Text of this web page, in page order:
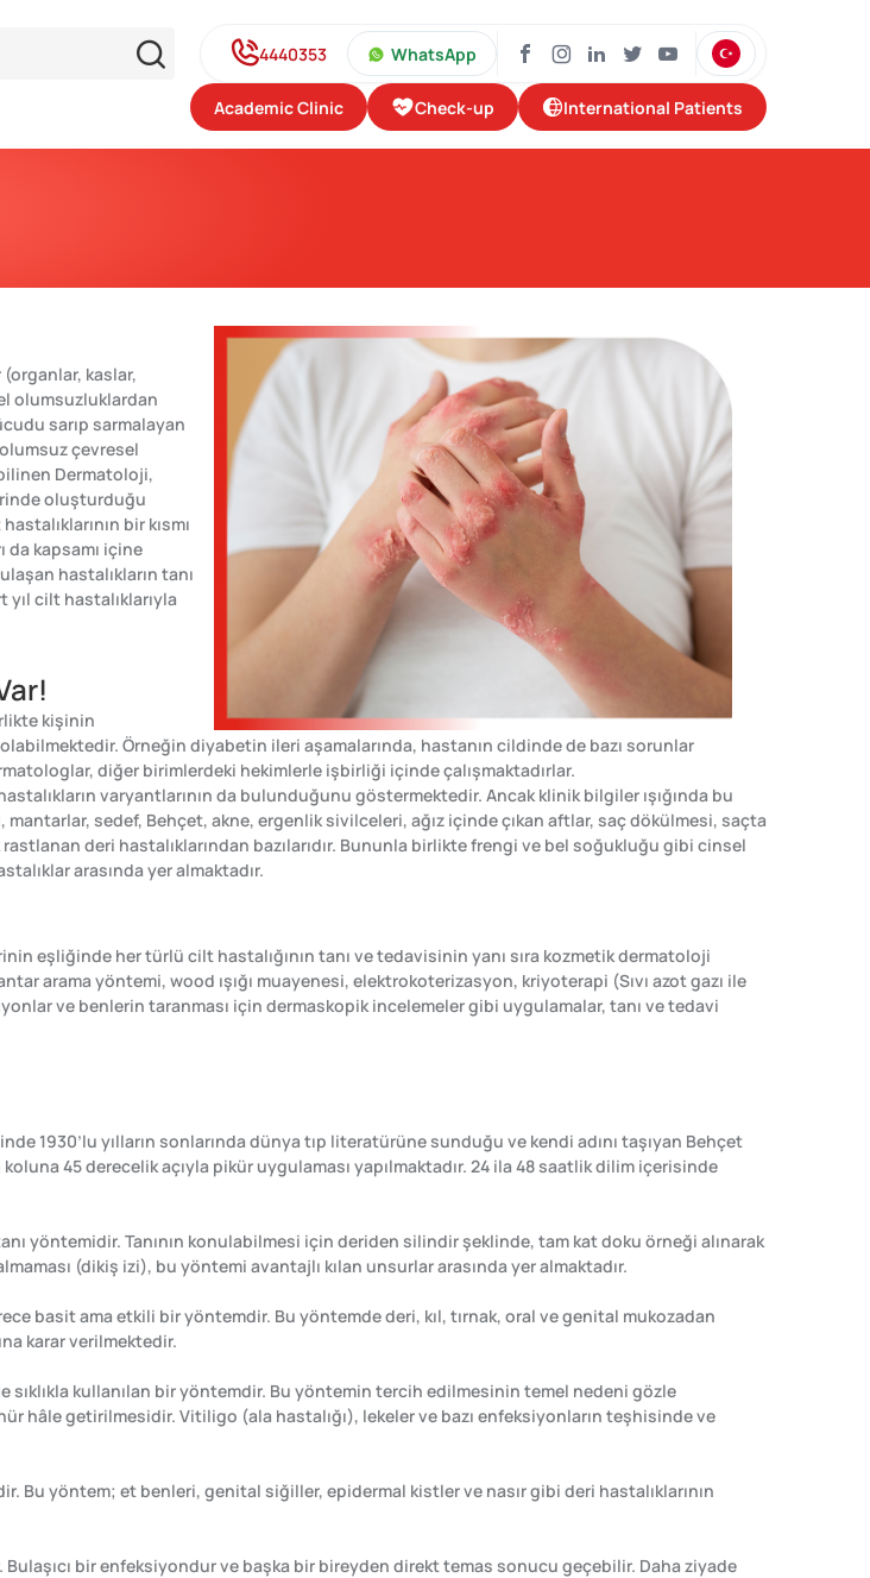
4440353 WhatsApp
Academic Clinic Check-up International Patients
kaslar,
olumsuzluklardan
sarıp sarmalayan
çevresel
Dermatoloji,
oluşturduğu
bir kısmı
kapsamı içine
hastalıkların tanı
yıl cilt hastalıklarıyla
kişinin
Örneğin diyabetin ileri aşamalarında, hastanın cildinde de bazı sorunlar
diğer birimlerdeki hekimlerle işbirliği içinde çalışmaktadırlar.
varyantlarının da bulunduğunu göstermektedir. Ancak klinik bilgiler ışığında bu
sedef, Behçet, akne, ergenlik sivilceleri, ağız içinde çıkan aftlar, saç dökülmesi, saçta
deri hastalıklarından bazılarıdır. Bununla birlikte frengi ve bel soğukluğu gibi cinsel
arasında yer almaktadır.
eşliğinde her türlü cilt hastalığının tanı ve tedavisinin yanı sıra kozmetik dermatoloji
arama yöntemi, wood ışığı muayenesi, elektrokoterizasyon, kriyoterapi (Sıvı azot gazı ile
ve benlerin taranması için dermaskopik incelemeler gibi uygulamalar, tanı ve tedavi
1930’lu yılların sonlarında dünya tıp literatürüne sunduğu ve kendi adını taşıyan Behçet
45 derecelik açıyla pikür uygulaması yapılmaktadır. 24 ila 48 saatlik dilim içerisinde
yöntemidir. Tanının konulabilmesi için deriden silindir şeklinde, tam kat doku örneği alınarak
(dikiş izi), bu yöntemi avantajlı kılan unsurlar arasında yer almaktadır.
basit ama etkili bir yöntemdir. Bu yöntemde deri, kıl, tırnak, oral ve genital mukozadan
karar verilmektedir.
sıklıkla kullanılan bir yöntemdir. Bu yöntemin tercih edilmesinin temel nedeni gözle
hâle getirilmesidir. Vitiligo (ala hastalığı), lekeler ve bazı enfeksiyonların teşhisinde ve
Bu yöntem; et benleri, genital siğiller, epidermal kistler ve nasır gibi deri hastalıklarının
bir enfeksiyondur ve başka bir bireyden direkt temas sonucu geçebilir. Daha ziyade